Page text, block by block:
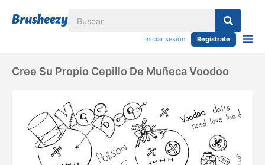
Iniciar sesión Regístrate
Cree Su Propio Cepillo De Muñeca Voodoo